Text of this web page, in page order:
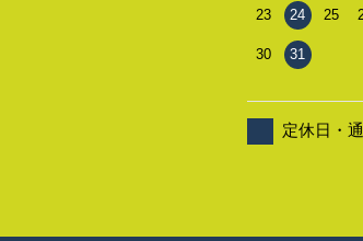
23 24 25
30 31
定休日・